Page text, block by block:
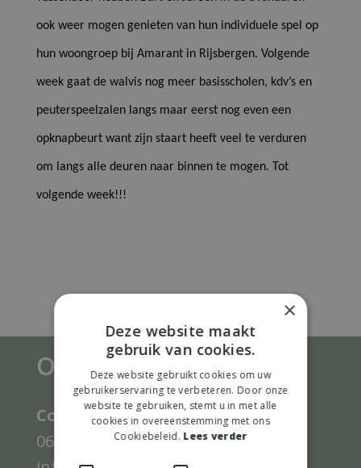
ook weer mogen genieten van hun individuele spel op
hun woongroep bij Amarant in Rijsbergen. Volgende
week gaat de walvis nog meer basisscholen, kdv’s en
peuterspeelzalen langs maar eerst nog even een
opknapbeurt want zijn staart heeft veel te verduren
om langs alle deuren naar binnen te mogen. Tot
volgende week!!!
Onze gegevens
Contact gegevens Limattivo:
0623872870
×
Deze website maakt
gebruik van cookies.
Deze website gebruikt cookies om uw
gebruikerservaring te verbeteren. Door onze
website te gebruiken, stemt u in met alle
cookies in overeenstemming met ons
Cookiebeleid. Lees verder